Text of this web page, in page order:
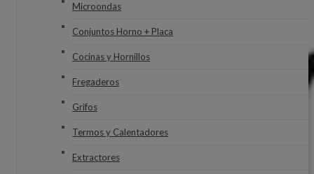
Microondas
Conjuntos Horno + Placa
Cocinas y Hornillos
Fregaderos
Grifos
Termos y Calentadores
Extractores